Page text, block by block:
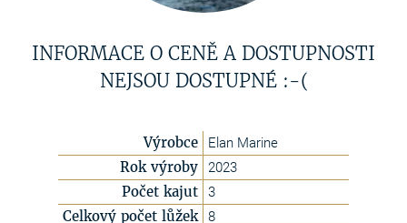
INFORMACE O CENĚ A DOSTUPNOSTI
NEJSOU DOSTUPNÉ :-(
Výrobce Elan Marine
Rok výroby 2023
Počet kajut 3
Celkový počet lůžek 8